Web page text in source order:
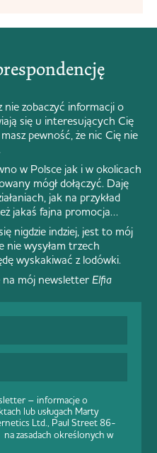
– informacje o
lub usługach Marty
Ltd., Paul Street 86-
zasadach określonych w
nie zobaczyć informacji o
się u interesujących Cię
pewność, że nic Cię nie
w Polsce jak i w okolicach
mógł dołączyć. Daję
jak na przykład
jakaś fajna promocja…
nigdzie indziej, jest to mój
nie wysyłam trzech
wyskakiwać z lodówki.
na mój newsletter Elfia